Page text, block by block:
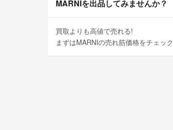
MARNIを出品してみませんか？
買取よりも高値で売れる!
まずはMARNIの売れ筋価格をチェック